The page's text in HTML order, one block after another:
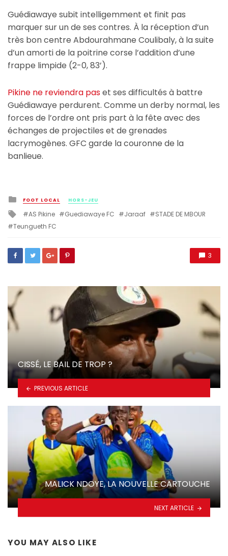
Guédiawaye subit intelligemment et finit pas
marquer sur un de ses contres. À la réception d’un
très bon centre Abdourahmane Coulibaly, à la suite
d’un amorti de la poitrine corse l’addition d’une
frappe limpide (2-0, 83’).
Pikine ne reviendra paset ses difficultés à battre
Guédiawaye perdurent. Comme un derby normal, les
forces de l’ordre ont pris part à la fête avec des
échanges de projectiles et de grenades
lacrymogènes. GFC garde la couronne de la
banlieue.
Posted
in
FOOT LOCAL HORS-JEU
Tagged
with
AS Pikine Guediawaye FC Jaraaf
STADE DE MBOUR
Teungueth FC
3
CISSÉ, LE BAIL DE TROP ?
PREVIOUS ARTICLE
MALICK NDOYE, LA NOUVELLE CARTOUCHE
NEXT ARTICLE
YOU MAY ALSO LIKE